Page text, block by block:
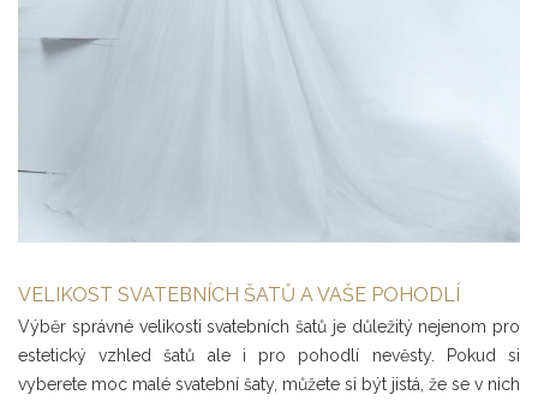
VELIKOST SVATEBNÍCH ŠATŮ A VAŠE POHODLÍ
Výběr správné velikosti svatebních šatů je důležitý nejenom pro
estetický vzhled šatů ale i pro pohodlí nevěsty. Pokud si
vyberete moc malé svatební šaty, můžete si být jistá, že se v nich